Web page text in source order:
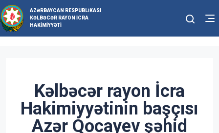
AZƏRBAYCAN RESPUBLIKASI
KƏLBƏCƏR RAYON İCRA
HAKIMIYYƏTI
Kəlbəcər rayon İcra
Hakimiyyətinin başçısı
Azər Qocayev şəhid